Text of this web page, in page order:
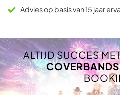
Advies op basis van 15 jaar
ALTIJD SUCCES
COVERBANDS